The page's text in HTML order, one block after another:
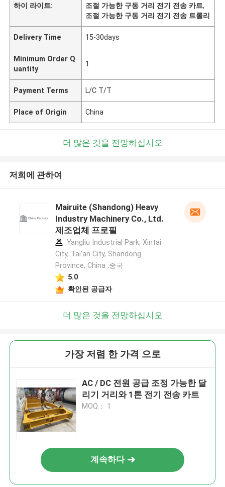
하이 라이트:
조절 가능한 구동 거리 전기 전송 카트,
조절 가능한 구동 거리 전기 전송 트롤리
Delivery Time 15-30days
Minimum Order Q
uantity
1
Payment Terms L/C T/T
Place of Origin China
더 많은 것을 전망하십시오
저희에 관하여
Mairuite (Shandong) Heavy
Industry Machinery Co., Ltd.
제조업체 프로필
Yangliu Industrial Park, Xintai
City, Tai'an City, Shandong
Province, China ,중국
5.0
확인된 공급자
더 많은 것을 전망하십시오
가장 저렴 한 가격 으로
AC / DC 전원 공급 조정 가능한 달
리기 거리와 1톤 전기 전송 카트
MOQ： 1
계속하다